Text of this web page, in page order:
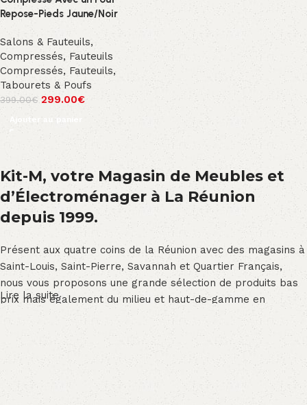
Repose-Pieds Jaune/Noir
Salons & Fauteuils,
Compressés, Fauteuils
Compressés, Fauteuils,
Tabourets & Poufs
399.00€ 299.00€
Ajouter au panier
Kit-M, votre Magasin de Meubles et
d’Électroménager à La Réunion
depuis 1999.
Présent aux quatre coins de la Réunion avec des magasins à
Saint-Louis, Saint-Pierre, Savannah et Quartier Français,
nous vous proposons une grande sélection de produits bas
prix mais également du milieu et haut-de-gamme en
exclusivité :
Salon angle - Salon convertible - Salon relax - Canapé -
Canapé lit - Cuisine sur-mesure - Fauteuil - Armoire - Table
et chaise - Meuble de salle de bain - Literie - Lit - Bureau -
Électroménager - Télévision led - Réfrigérateur -
Lire la suite